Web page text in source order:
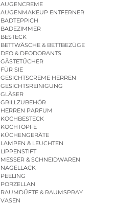
AUGENCREME
AUGENMAKEUP ENTFERNER
BADTEPPICH
BADEZIMMER
BESTECK
BETTWÄSCHE & BETTBEZÜGE
DEO & DEODORANTS
GÄSTETÜCHER
FÜR SIE
GESICHTSCREME HERREN
GESICHTSREINIGUNG
GLÄSER
GRILLZUBEHÖR
HERREN PARFUM
KOCHBESTECK
KOCHTÖPFE
KÜCHENGERÄTE
LAMPEN & LEUCHTEN
LIPPENSTIFT
MESSER & SCHNEIDWAREN
NAGELLACK
PEELING
PORZELLAN
RAUMDÜFTE & RAUMSPRAY
VASEN